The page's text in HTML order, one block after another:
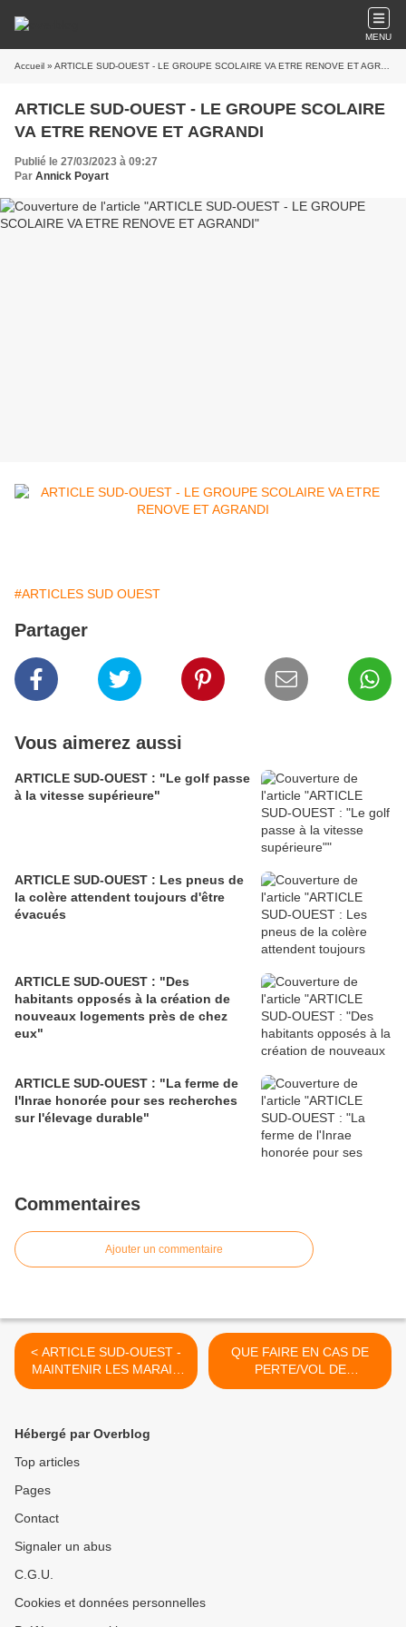
MENU
Accueil » ARTICLE SUD-OUEST - LE GROUPE SCOLAIRE VA ETRE RENOVE ET AGRANDI
ARTICLE SUD-OUEST - LE GROUPE SCOLAIRE
VA ETRE RENOVE ET AGRANDI
Publié le 27/03/2023 à 09:27
Par Annick Poyart
#ARTICLES SUD OUEST
Partager
Vous aimerez aussi
ARTICLE SUD-OUEST : "Le golf passe
à la vitesse supérieure"
ARTICLE SUD-OUEST : Les pneus de
la colère attendent toujours d'être
évacués
ARTICLE SUD-OUEST : "Des
habitants opposés à la création de
nouveaux logements près de chez
eux"
ARTICLE SUD-OUEST : "La ferme de
l'Inrae honorée pour ses recherches
sur l'élevage durable"
Commentaires
Ajouter un commentaire
< ARTICLE SUD-OUEST -
MAINTENIR LES MARAIS
VIVANTS
QUE FAIRE EN CAS DE
PERTE/VOL DE
DOCUMENT OFFICIEL ? >
Hébergé par Overblog
Top articles
Pages
Contact
Signaler un abus
C.G.U.
Cookies et données personnelles